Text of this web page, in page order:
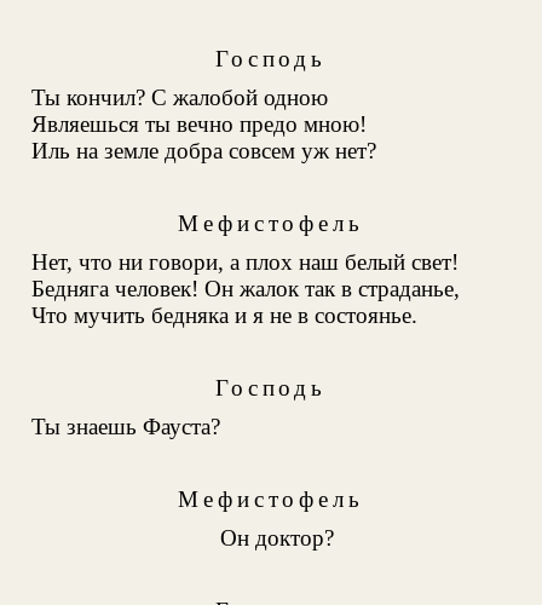
Господь
Ты кончил? С жалобой одною
Являешься ты вечно предо мною!
Иль на земле добра совсем уж нет?
Мефистофель
Нет, что ни говори, а плох наш белый свет!
Бедняга человек! Он жалок так в страданье,
Что мучить бедняка и я не в состоянье.
Господь
Ты знаешь Фауста?
Мефистофель
Он доктор?